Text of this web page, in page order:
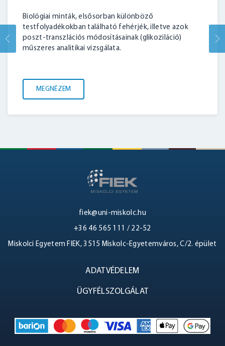
Biológiai minták, elsősorban különböző
testfolyadékokban található fehérjék, illetve azok
poszt-transzlációs módosításainak (glikoziláció)
műszeres analitikai vizsgálata.
MEGNÉZEM
fiek@uni-miskolc.hu
+36 46 565 111 / 22-52
Miskolci Egyetem FIEK, 3515 Miskolc-Egyetemváros, C/2. épület
ADATVÉDELEM
ÜGYFÉLSZOLGÁLAT